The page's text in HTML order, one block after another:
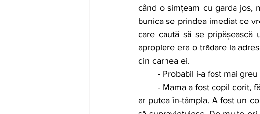
când o simțeam cu garda jos,
bunica se prindea imediat ce
care caută să se pripășească
apropiere era o trădare la
din carnea ei.
- Probabil i-a fost mai
	- Mama a fost copil dorit, făcut la bătrânețe, când aproape renunțaseră să mai creadă că s-
ar putea în-tâmpla. A fost un